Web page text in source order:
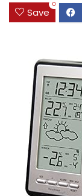
Save
0